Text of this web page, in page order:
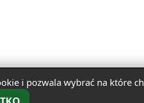
i pozwala wybrać na które